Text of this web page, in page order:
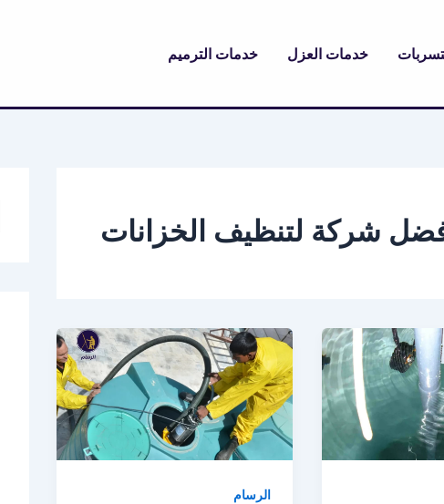
خدمات العزل خدمات الترميم
شركة لتنظيف الخزانات
الرسام